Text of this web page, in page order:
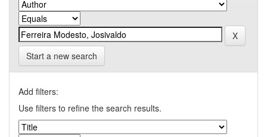
Start a new search
Add filters:
Use filters to refine the search results.